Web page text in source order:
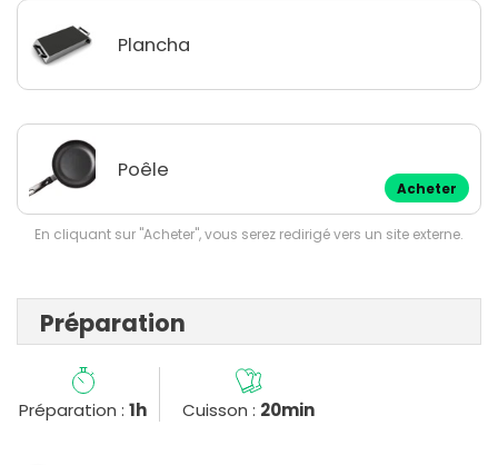
Plancha
Poêle
Acheter
En cliquant sur "Acheter", vous serez redirigé vers un site externe.
Préparation
Préparation :1h Cuisson : 20min